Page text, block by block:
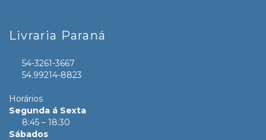
Livraria Paraná
54-3261-3667
54.99214-8823
Horários
Segunda á Sexta
8:45 – 18:30
Sábados